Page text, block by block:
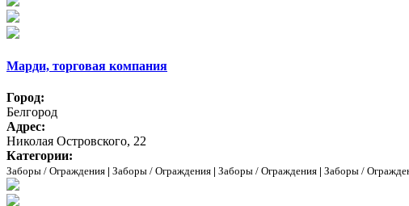
Марди, торговая компания
Город:
Белгород
Адрес:
Николая Островского, 22
Категории:
Заборы / Ограждения | Заборы / Ограждения | Заборы / Ограждения | Заборы /